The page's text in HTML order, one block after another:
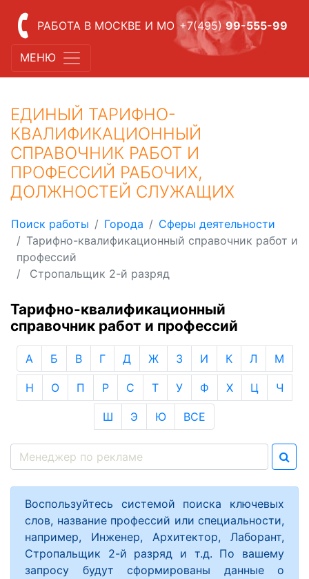
РАБОТА В МОСКВЕ И МО +7(495) 99-555-99
МЕНЮ
ЕДИНЫЙ ТАРИФНО-
КВАЛИФИКАЦИОННЫЙ
СПРАВОЧНИК РАБОТ И
ПРОФЕССИЙ РАБОЧИХ,
ДОЛЖНОСТЕЙ СЛУЖАЩИХ
Поиск работы Города
Сферы деятельности
Тарифно-квалификационный справочник работ и
профессий
Стропальщик 2-й разряд
Тарифно-квалификационный
справочник работ и профессий
А Б В Г Д Ж З И К Л М
Н О П Р С Т У Ф Х Ц Ч
Ш Э Ю ВСЕ
Воспользуйтесь системой поиска ключевых
слов, название профессий или специальности,
например, Инженер, Архитектор, Лаборант,
Стропальщик 2-й разряд и т.д. По вашему
запросу будут сформированы данные о